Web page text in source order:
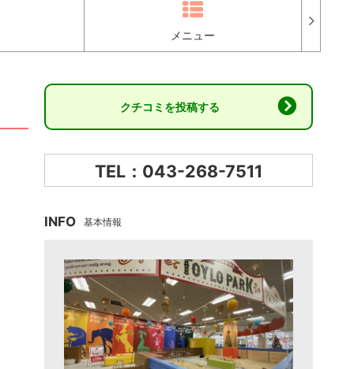
メニュー
クチコミを投稿する
TEL：043-268-7511
INFO 基本情報